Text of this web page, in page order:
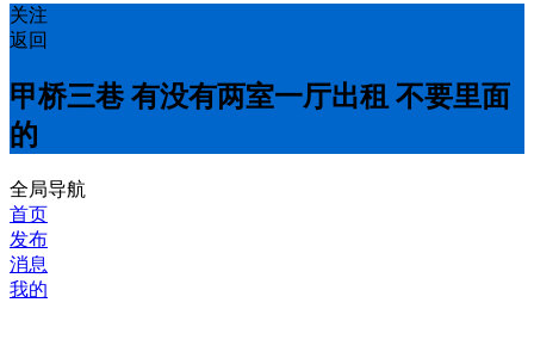
关注
返回
甲桥三巷 有没有两室一厅出租 不要里面
的
全局导航
首页
发布
消息
我的